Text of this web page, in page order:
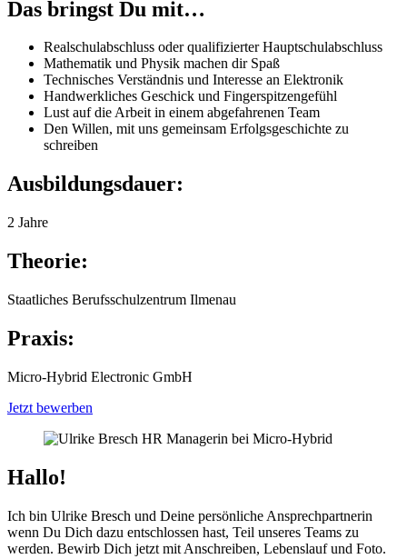
Das bringst Du mit…
Realschulabschluss oder qualifizierter Hauptschulabschluss
Mathematik und Physik machen dir Spaß
Technisches Verständnis und Interesse an Elektronik
Handwerkliches Geschick und Fingerspitzengefühl
Lust auf die Arbeit in einem abgefahrenen Team
Den Willen, mit uns gemeinsam Erfolgsgeschichte zu
schreiben
Ausbildungsdauer:
2 Jahre
Theorie:
Staatliches Berufsschulzentrum Ilmenau
Praxis:
Micro-Hybrid Electronic GmbH
Jetzt bewerben
Hallo!
Ich bin Ulrike Bresch und Deine persönliche Ansprechpartnerin
wenn Du Dich dazu entschlossen hast, Teil unseres Teams zu
werden. Bewirb Dich jetzt mit Anschreiben, Lebenslauf und Foto.